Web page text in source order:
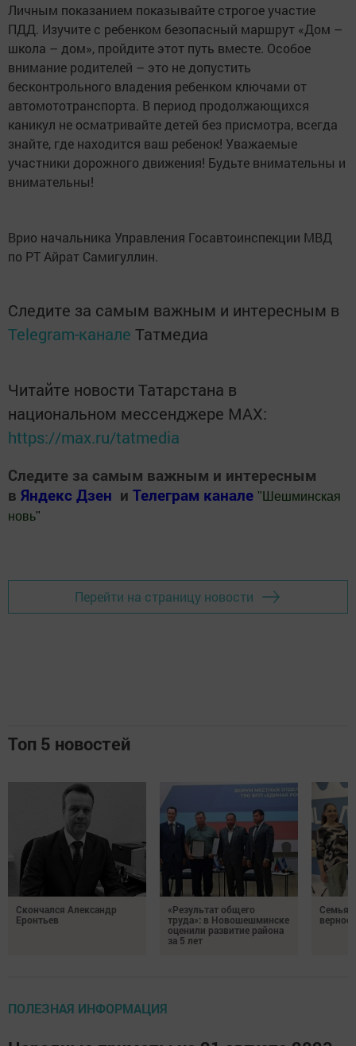
Личным показанием показывайте строгое участие
ПДД. Изучите с ребенком безопасный маршрут «Дом –
школа – дом», пройдите этот путь вместе. Особое
внимание родителей – это не допустить
бесконтрольного владения ребенком ключами от
автомототранспорта. В период продолжающихся
каникул не осматривайте детей без присмотра, всегда
знайте, где находится ваш ребенок! Уважаемые
участники дорожного движения! Будьте внимательны и
внимательны!
Врио начальника Управления Госавтоинспекции МВД
по РТ Айрат Самигуллин.
Следите за самым важным и интересным в
Telegram-канале Татмедиа
Читайте новости Татарстана в
национальном мессенджере MАХ:
https://max.ru/tatmedia
Следите за самым важным и интересным
в Яндекс Дзен и Телеграм канале " Шешминская
новь"
Перейти на страницу новости
Топ 5 новостей
Скончался Александр
Еронтьев
«Результат общего
труда»: в Новошешминске
оценили развитие района
за 5 лет
Семья
ПОЛЕЗНАЯ ИНФОРМАЦИЯ